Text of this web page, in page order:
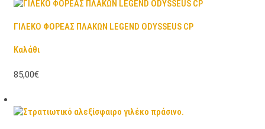
ΓΙΛΕΚΟ ΦΟΡΕΑΣ ΠΛΑΚΩΝ LEGEND ODYSSEUS CP
Καλάθι
85,00€